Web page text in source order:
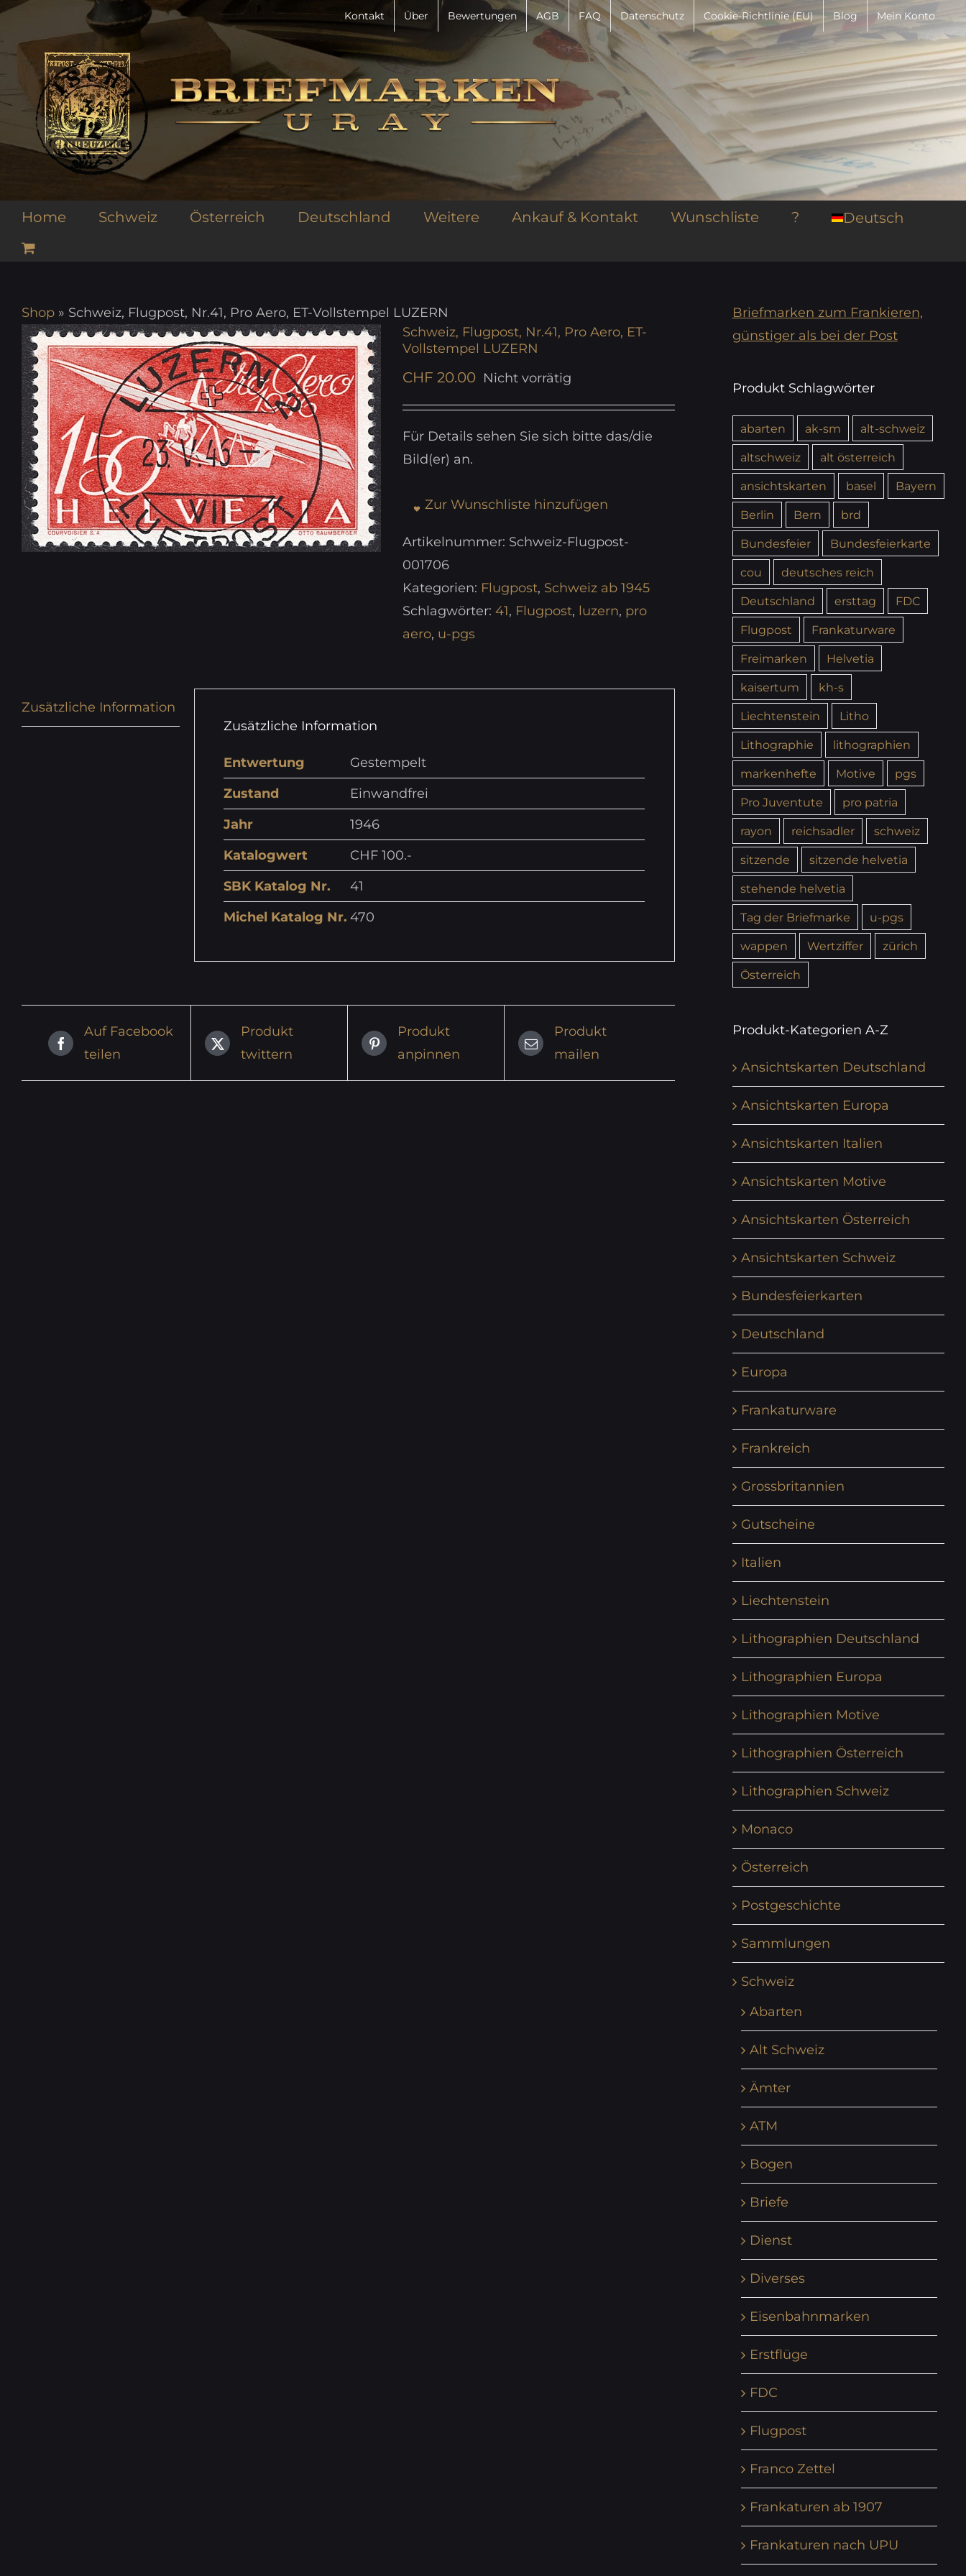
Zum
springen
Kontakt Über Bewertungen AGB FAQ Datenschutz Cookie-Richtlinie (EU) Blog Mein Konto
Home Schweiz Österreich Deutschland Weitere Ankauf & Kontakt Wunschliste ? Deutsch
Shop » Schweiz, Flugpost, Nr.41, Pro Aero, ET-Vollstempel LUZERN
Schweiz, Flugpost, Nr.41, Pro Aero, ET-
Vollstempel LUZERN
CHF 20.00 Nicht vorrätig
Für Details sehen Sie sich bitte das/die
Bild(er) an.
Zur Wunschliste hinzufügen
Artikelnummer: Schweiz-Flugpost-
001706
Kategorien: Flugpost, Schweiz ab 1945
Schlagwörter: 41, Flugpost, luzern, pro
aero, u-pgs
Zusätzliche Information
Zusätzliche Information
Entwertung
Gestempelt
Zustand
Einwandfrei
Jahr
1946
Katalogwert
CHF 100.-
SBK Katalog Nr.
41
Michel Katalog Nr. 470
Auf Facebook
teilen
Produkt
twittern
Produkt
anpinnen
Produkt
mailen
Briefmarken zum Frankieren,
günstiger als bei der Post
Produkt Schlagwörter
abarten ak-sm
alt-schweiz
altschweiz
alt österreich
ansichtskarten
basel
Bayern
Berlin
Bern
brd
Bundesfeier
Bundesfeierkarte
cou
deutsches reich
Deutschland
ersttag
FDC
Flugpost
Frankaturware
Freimarken
Helvetia
kaisertum
kh-s
Liechtenstein
Litho
Lithographie
lithographien
markenhefte
Motive
pgs
Pro Juventute
pro patria
rayon
reichsadler
schweiz
sitzende
sitzende helvetia
stehende helvetia
Tag der Briefmarke
u-pgs
wappen
Wertziffer
zürich
Österreich
Produkt-Kategorien A-Z
Ansichtskarten Deutschland
Ansichtskarten Europa
Ansichtskarten Italien
Ansichtskarten Motive
Ansichtskarten Österreich
Ansichtskarten Schweiz
Bundesfeierkarten
Deutschland
Europa
Frankaturware
Frankreich
Grossbritannien
Gutscheine
Italien
Liechtenstein
Lithographien Deutschland
Lithographien Europa
Lithographien Motive
Lithographien Österreich
Lithographien Schweiz
Monaco
Österreich
Postgeschichte
Sammlungen
Schweiz
Abarten
Alt Schweiz
Ämter
ATM
Bogen
Briefe
Dienst
Diverses
Eisenbahnmarken
Erstflüge
FDC
Flugpost
Franco Zettel
Frankaturen ab 1907
Frankaturen nach UPU